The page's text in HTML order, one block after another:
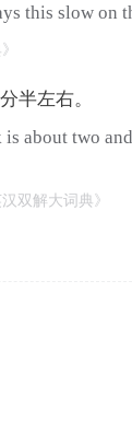
this slow on
半左右。
is about two
双解大词典》